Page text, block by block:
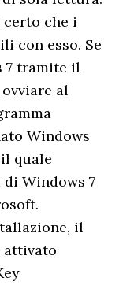
certo che i
con esso. Se
7 tramite il
al
Windows
quale
Windows 7
il
attivato